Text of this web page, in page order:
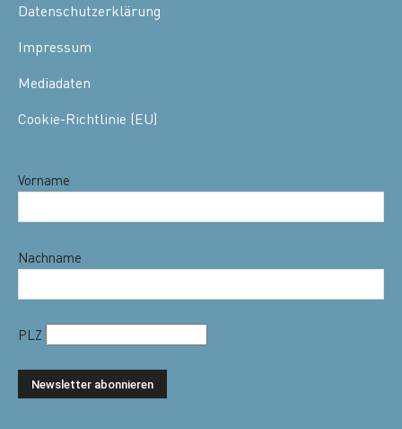
Datenschutzerklärung
Impressum
Mediadaten
Cookie-Richtlinie (EU)
Vorname
Nachname
PLZ